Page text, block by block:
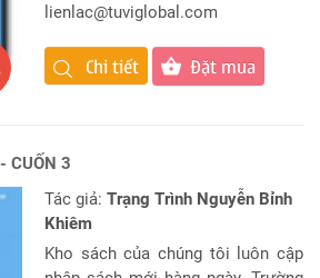
lienlac@tuviglobal.com
Chi tiết Đặt mua
CUỐN 3
Tác giả: Trạng Trình Nguyễn Bỉnh
Khiêm
Kho sách của chúng tôi luôn cập